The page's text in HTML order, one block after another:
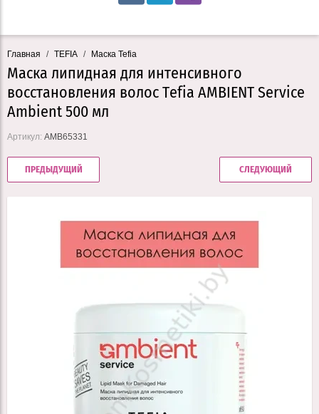
Главная / TEFIA / Маска Tefia
Маска липидная для интенсивного
восстановления волос Tefia AMBIENT Service
Ambient 500 мл
Артикул: AMB65331
ПРЕДЫДУЩИЙ СЛЕДУЮЩИЙ